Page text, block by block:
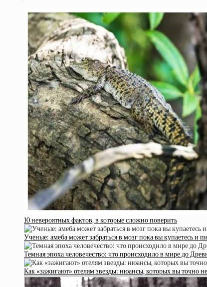
10 невероятных фактов, в которые сложно поверить
Ученые: амеба может забраться в мозг пока вы купаетесь и
Темная эпоха человечество: что происходило в мире до
Как «зажигают» отелям звезды: нюансы, которых вы точно